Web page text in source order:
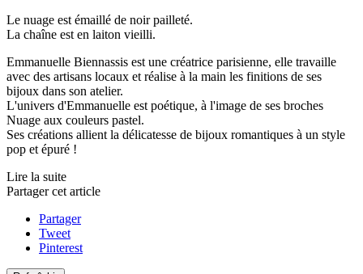
Le nuage est émaillé de noir pailleté.
La chaîne est en laiton vieilli.
Emmanuelle Biennassis est une créatrice parisienne, elle travaille
avec des artisans locaux et réalise à la main les finitions de ses
bijoux dans son atelier.
L'univers d'Emmanuelle est poétique, à l'image de ses broches
Nuage aux couleurs pastel.
Ses créations allient la délicatesse de bijoux romantiques à un style
pop et épuré !
Lire la suite
Partager cet article
Partager
Tweet
Pinterest